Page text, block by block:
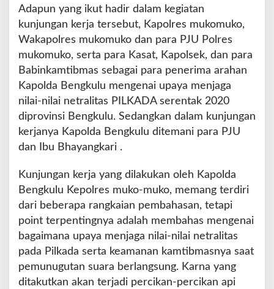
m
T
a
p
a
n
P
a
d
Adapun yang ikut hadir dalam kegiatan
kunjungan kerja tersebut, Kapolres mukomuko,
Wakapolres mukomuko dan para PJU Polres
mukomuko, serta para Kasat, Kapolsek, dan para
Babinkamtibmas sebagai para penerima arahan
Kapolda Bengkulu mengenai upaya menjaga
nilai-nilai netralitas PILKADA serentak 2020
diprovinsi Bengkulu. Sedangkan dalam kunjungan
kerjanya Kapolda Bengkulu ditemani para PJU
dan Ibu Bhayangkari .
Kunjungan kerja yang dilakukan oleh Kapolda
Bengkulu Kepolres muko-muko, memang terdiri
dari beberapa rangkaian pembahasan, tetapi
point terpentingnya adalah membahas mengenai
bagaimana upaya menjaga nilai-nilai netralitas
pada Pilkada serta keamanan kamtibmasnya saat
pemunugutan suara berlangsung. Karna yang
ditakutkan akan terjadi percikan-percikan api